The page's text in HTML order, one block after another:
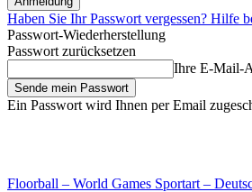
Haben Sie Ihr Passwort vergessen? Hilfe
Passwort-Wiederherstellung
Passwort zurücksetzen
Ihre E-Mail-
Ein Passwort wird Ihnen per Email
Floorball – World Games Sportart –